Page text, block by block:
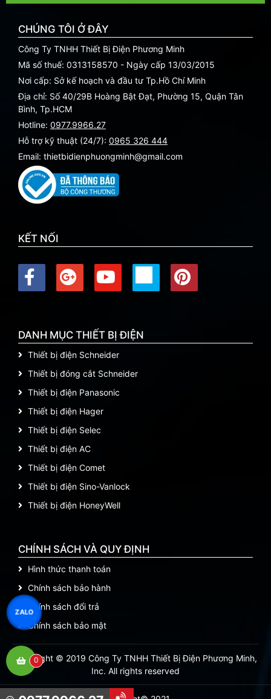
CHÚNG TÔI Ở ĐÂY
Công Ty TNHH Thiết Bị Điện Phương Minh
Mã số thuế: 0313158570 - Ngày cấp 13/03/2015
Nơi cấp: Sở kế hoạch và đầu tư Tp.Hồ Chí Minh
Địa chỉ: Số 40/29B Hoàng Bật Đạt, Phường 15, Quận Tân
Bình, Tp.HCM
Hotline: 0977.9966.27
Hỗ trợ kỹ thuật (24/7): 0965 326 444
Email: thietbidienphuongminh@gmail.com
KẾT NỐI
DANH MỤC THIẾT BỊ ĐIỆN
Thiết bị điện Schneider
Thiết bị đóng cắt Schneider
Thiết bị điện Panasonic
Thiết bị điện Hager
Thiết bị điện Selec
Thiết bị điện AC
Thiết bị điện Comet
Thiết bị điện Sino-Vanlock
Thiết bị điện HoneyWell
CHÍNH SÁCH VÀ QUY ĐỊNH
Hình thức thanh toán
Chính sách bảo hành
Chính sách đổi trả
Chính sách bảo mật
Copyright © 2019 Công Ty TNHH Thiết Bị Điện Phương Minh,
Inc. All rights reserved
0
ZALO